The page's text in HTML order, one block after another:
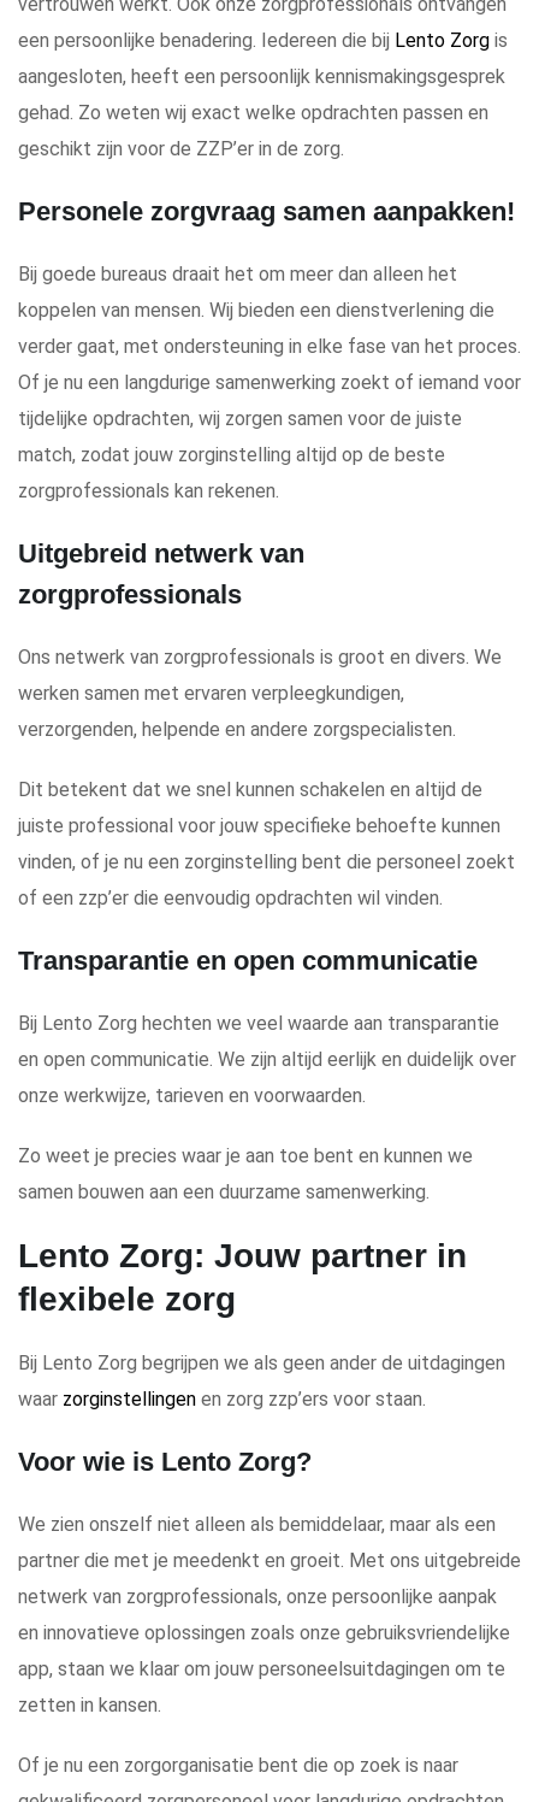
een persoonlijke benadering. Iedereen die bij Lento Zorg is
aangesloten, heeft een persoonlijk kennismakingsgesprek
gehad. Zo weten wij exact welke opdrachten passen en
geschikt zijn voor de ZZP’er in de zorg.
Personele zorgvraag samen aanpakken!
Bij goede bureaus draait het om meer dan alleen het
koppelen van mensen. Wij bieden een dienstverlening die
verder gaat, met ondersteuning in elke fase van het proces.
Of je nu een langdurige samenwerking zoekt of iemand voor
tijdelijke opdrachten, wij zorgen samen voor de juiste
match, zodat jouw zorginstelling altijd op de beste
zorgprofessionals kan rekenen.
Uitgebreid netwerk van
zorgprofessionals
Ons netwerk van zorgprofessionals is groot en divers. We
werken samen met ervaren verpleegkundigen,
verzorgenden, helpende en andere zorgspecialisten.
Dit betekent dat we snel kunnen schakelen en altijd de
juiste professional voor jouw specifieke behoefte kunnen
vinden, of je nu een zorginstelling bent die personeel zoekt
of een zzp’er die eenvoudig opdrachten wil vinden.
Transparantie en open communicatie
Bij Lento Zorg hechten we veel waarde aan transparantie
en open communicatie. We zijn altijd eerlijk en duidelijk over
onze werkwijze, tarieven en voorwaarden.
Zo weet je precies waar je aan toe bent en kunnen we
samen bouwen aan een duurzame samenwerking.
Lento Zorg: Jouw partner in
flexibele zorg
Bij Lento Zorg begrijpen we als geen ander de uitdagingen
waar zorginstellingen en zorg zzp’ers voor staan.
Voor wie is Lento Zorg?
We zien onszelf niet alleen als bemiddelaar, maar als een
partner die met je meedenkt en groeit. Met ons uitgebreide
netwerk van zorgprofessionals, onze persoonlijke aanpak
en innovatieve oplossingen zoals onze gebruiksvriendelijke
app, staan we klaar om jouw personeelsuitdagingen om te
zetten in kansen.
Of je nu een zorgorganisatie bent die op zoek is naar